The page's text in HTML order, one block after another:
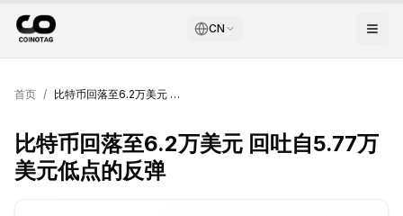
CN
首页 / 比特币回落至6.2万美元 回吐自5.77万美元低点的反弹
比特币回落至6.2万美元 回吐自5.77万
美元低点的反弹